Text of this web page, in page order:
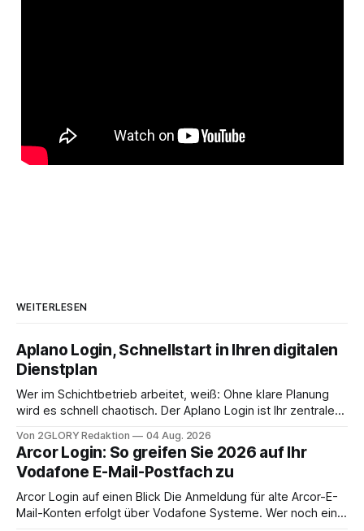
WEITERLESEN
Aplano Login, Schnellstart in Ihren digitalen
Dienstplan
Wer im Schichtbetrieb arbeitet, weiß: Ohne klare Planung
wird es schnell chaotisch. Der Aplano Login ist Ihr zentraler
abwesenheiten und die gesamte kommunikation rund um
Ihr personal digital zu organisieren. In diesem Leitfaden
erfahren Sie alles, was Sie für einen reibungslosen Einstieg
brauchen, von der Registrierung
Von 2GLORY Redaktion 04 Aug. 2026
Arcor Login: So greifen Sie 2026 auf Ihr
Vodafone E-Mail-Postfach zu
Arcor Login auf einen Blick Die Anmeldung für alte Arcor-E-
Mail-Konten erfolgt über Vodafone Systeme. Wer noch eine